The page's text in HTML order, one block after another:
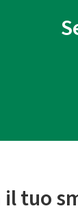
il tuo